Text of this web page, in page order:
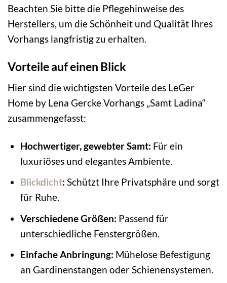
Beachten Sie bitte die Pflegehinweise des
Herstellers, um die Schönheit und Qualität Ihres
Vorhangs langfristig zu erhalten.
Vorteile auf einen Blick
Hier sind die wichtigsten Vorteile des LeGer
Home by Lena Gercke Vorhangs „Samt Ladina“
zusammengefasst:
Hochwertiger, gewebter Samt: Für ein
luxuriöses und elegantes Ambiente.
Blickdicht: Schützt Ihre Privatsphäre und sorgt
für Ruhe.
Verschiedene Größen: Passend für
unterschiedliche Fenstergrößen.
Einfache Anbringung: Mühelose Befestigung
an Gardinenstangen oder Schienensystemen.